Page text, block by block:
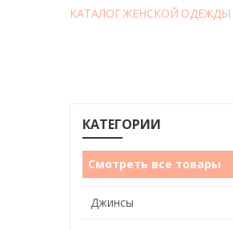
КАТАЛОГ ЖЕНСКОЙ ОДЕЖДЫ
КАТЕГОРИИ
Смотреть все товары
Джинсы